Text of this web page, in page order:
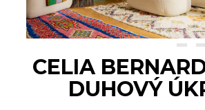
CELIA
DUHOVÝ